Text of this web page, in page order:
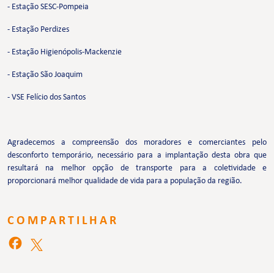
- Estação SESC-Pompeia
- Estação Perdizes
- Estação Higienópolis-Mackenzie
- Estação São Joaquim
- VSE Felício dos Santos
Agradecemos a compreensão dos moradores e comerciantes pelo
desconforto temporário, necessário para a implantação desta obra que
resultará na melhor opção de transporte para a coletividade e
proporcionará melhor qualidade de vida para a população da região.
COMPARTILHAR